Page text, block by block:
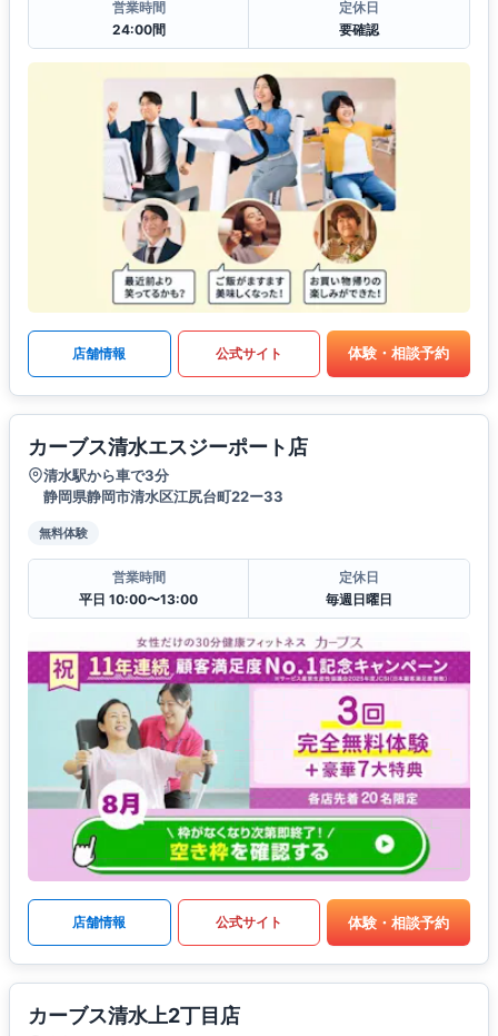
営業時間
24:00間
定休日
要確認
店舗情報 公式サイト 体験・相談予約
カーブス清水エスジーポート店
清水駅から車で3分
静岡県静岡市清水区江尻台町22ー33
無料体験
営業時間
平日 10:00〜13:00
定休日
毎週日曜日
店舗情報 公式サイト 体験・相談予約
カーブス清水上2丁目店